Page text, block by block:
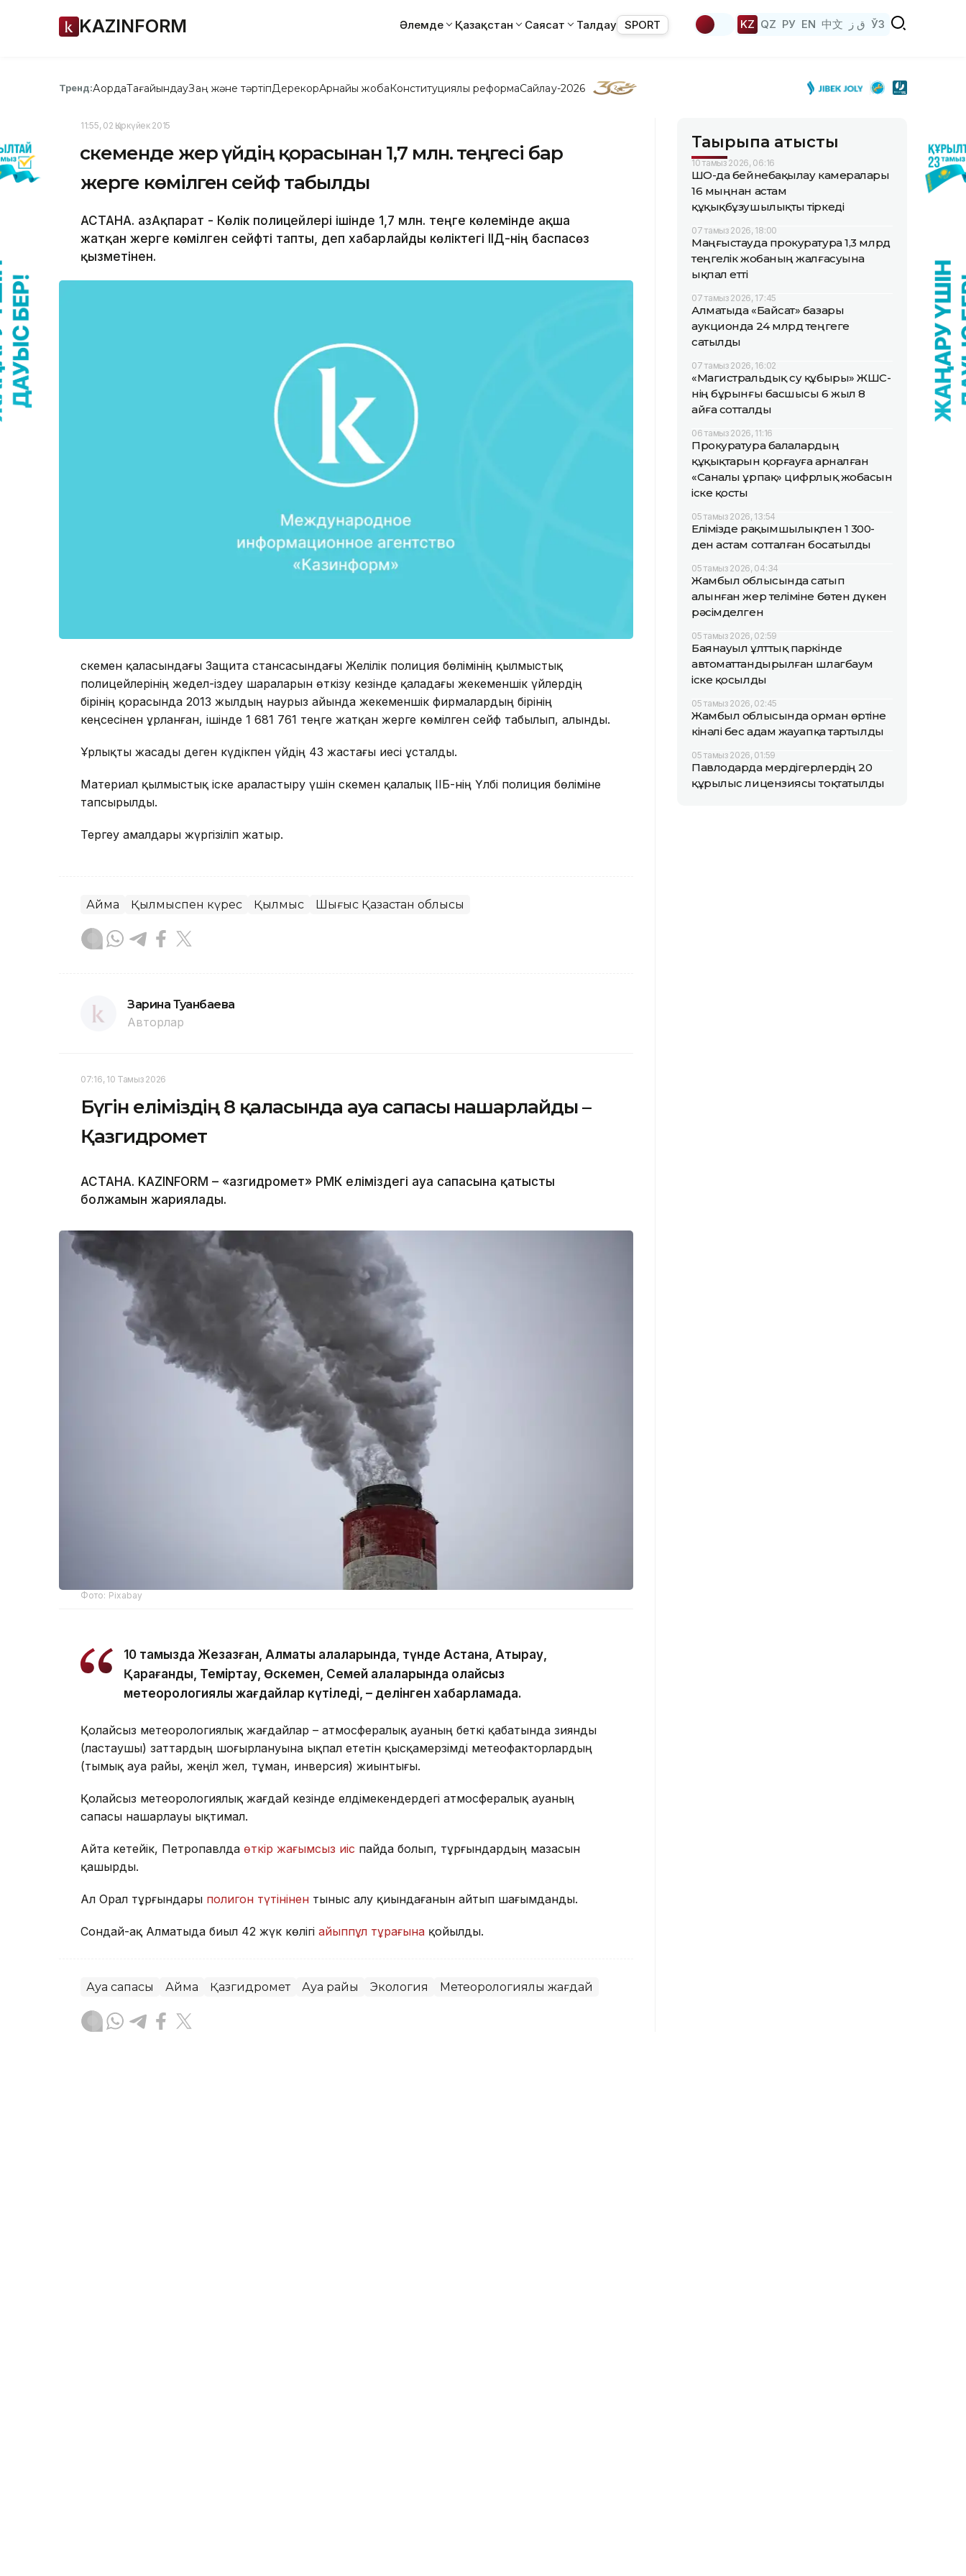
KAZINFORM Әлемде Қазақстан Саясат Талдау SPORT KZ QZ РУ EN 中文 ق ز ЎЗ
Тренд:АқордаТағайындауЗаң және тәртіпДерекқорАрнайы жобаКонституциялық реформаСайлау-2026
11:55, 02 Қыркүйек 2015
Өскеменде жер үйдің қорасынан 1,7 млн. теңгесі бар
жерге көмілген сейф табылды
АСТАНА. ҚазАқпарат - Көлік полицейлері ішінде 1,7 млн. теңге көлемінде ақша
жатқан жерге көмілген сейфті тапты, деп хабарлайды көліктегі ІІД-нің баспасөз
қызметінен.
Өскемен қаласындағы Защита стансасындағы Желілік полиция бөлімінің қылмыстық
полицейлерінің жедел-іздеу шараларын өткізу кезінде қаладағы жекеменшік үйлердің
бірінің қорасында 2013 жылдың наурыз айында жекеменшік фирмалардың бірінің
кеңсесінен ұрланған, ішінде 1 681 761 теңге жатқан жерге көмілген сейф табылып, алынды.
Ұрлықты жасады деген күдікпен үйдің 43 жастағы иесі ұсталды.
Материал қылмыстық іске араластыру үшін Өскемен қалалық ІІБ-нің Үлбі полиция бөліміне
тапсырылды.
Тергеу амалдары жүргізіліп жатыр.
Аймақ Қылмыспен күрес Қылмыс Шығыс Қазақстан облысы
Зарина Туғанбаева
Авторлар
07:16, 10 Тамыз 2026
Бүгін еліміздің 8 қаласында ауа сапасы нашарлайды –
Қазгидромет
АСТАНА. KAZINFORM – «Қазгидромет» РМК еліміздегі ауа сапасына қатысты
болжамын жариялады.
Фото: Pixabay
10 тамызда Жезқазған, Алматы қалаларында, түнде Астана, Атырау,
Қарағанды, Теміртау, Өскемен, Семей қалаларында қолайсыз
метеорологиялық жағдайлар күтіледі, – делінген хабарламада.
Қолайсыз метеорологиялық жағдайлар – атмосфералық ауаның беткі қабатында зиянды
(ластаушы) заттардың шоғырлануына ықпал ететін қысқамерзімді метеофакторлардың
(тымық ауа райы, жеңіл жел, тұман, инверсия) жиынтығы.
Қолайсыз метеорологиялық жағдай кезінде елдімекендердегі атмосфералық ауаның
сапасы нашарлауы ықтимал.
Айта кетейік, Петропавлда өткір жағымсыз иіс пайда болып, тұрғындардың мазасын
қашырды.
Ал Орал тұрғындары полигон түтінінен тыныс алу қиындағанын айтып шағымданды.
Сондай-ақ Алматыда биыл 42 жүк көлігі айыппұл тұрағына қойылды.
Ауа сапасы Аймақ Қазгидромет Ауа райы Экология Метеорологиялық жағдай
Тақырыпқа қатысты
10 тамыз 2026, 06:16
ШҚО-да бейнебақылау камералары
16 мыңнан астам
құқықбұзушылықты тіркеді
07 тамыз 2026, 18:00
Маңғыстауда прокуратура 1,3 млрд
теңгелік жобаның жалғасуына
ықпал етті
07 тамыз 2026, 17:45
Алматыда «Байсат» базары
аукционда 24 млрд теңгеге
сатылды
07 тамыз 2026, 16:02
«Магистральдық су құбыры» ЖШС-
нің бұрынғы басшысы 6 жыл 8
айға сотталды
06 тамыз 2026, 11:16
Прокуратура балалардың
құқықтарын қорғауға арналған
«Саналы ұрпақ» цифрлық жобасын
іске қосты
05 тамыз 2026, 13:54
Елімізде рақымшылықпен 1 300-
ден астам сотталған босатылды
05 тамыз 2026, 04:34
Жамбыл облысында сатып
алынған жер теліміне бөтен дүкен
рәсімделген
05 тамыз 2026, 02:59
Баянауыл ұлттық паркінде
автоматтандырылған шлагбаум
іске қосылды
05 тамыз 2026, 02:45
Жамбыл облысында орман өртіне
кінәлі бес адам жауапқа тартылды
05 тамыз 2026, 01:59
Павлодарда мердігерлердің 20
құрылыс лицензиясы тоқтатылды